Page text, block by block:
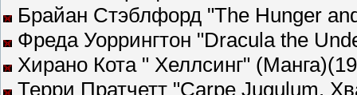
Брайан Стэблфорд "The Hunger
Фреда Уоррингтон "Dracula the
Хирано Кота " Хеллсинг"
Терри Пратчетт "Carpe Jugulum.